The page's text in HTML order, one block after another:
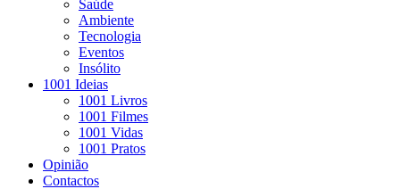
Saúde
Ambiente
Tecnologia
Eventos
Insólito
1001 Ideias
1001 Livros
1001 Filmes
1001 Vidas
1001 Pratos
Opinião
Contactos